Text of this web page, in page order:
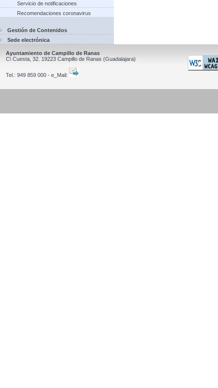
Servicio de notificaciones
Recomendaciones coronavirus
Gestión de Contenidos
Sede electrónica
Ayuntamiento de Campillo de Ranas
C\ Cuesta, 32. 19223 Campillo de Ranas (Guadalajara)
Tel.: 949 859 000 - e_Mail: